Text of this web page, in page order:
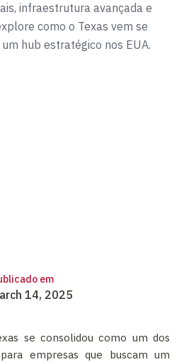
infraestrutura avançada e
como o Texas vem se
hub estratégico nos EUA.
em
14, 2025
se consolidou como um dos
empresas que buscam um